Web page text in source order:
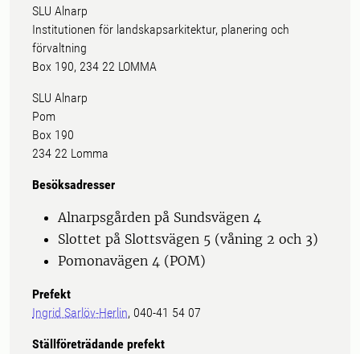
SLU Alnarp
Institutionen för landskapsarkitektur, planering och
förvaltning
Box 190, 234 22 LOMMA
SLU Alnarp
Pom
Box 190
234 22 Lomma
Besöksadresser
Alnarpsgården på Sundsvägen 4
Slottet på Slottsvägen 5 (våning 2 och 3)
Pomonavägen 4 (POM)
Prefekt
Ingrid Sarlöv-Herlin, 040-41 54 07
Ställföreträdande prefekt